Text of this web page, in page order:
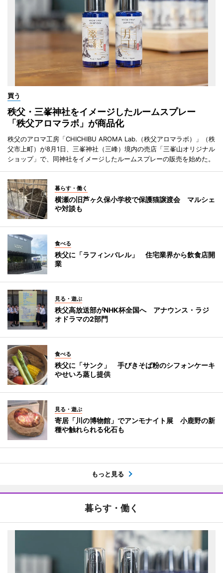
買う
秩父・三峯神社をイメージしたルームスプレー
「秩父アロマラボ」が商品化
秩父のアロマ工房「CHICHIBU AROMA Lab.（秩父アロマラボ）」（秩
父市上町）が8月1日、三峯神社（三峰）境内の売店「三峯山オリジナル
ショップ」で、同神社をイメージしたルームスプレーの販売を始めた。
暮らす・働く
横瀬の旧芦ヶ久保小学校で保護猫譲渡会 マルシェ
や対談も
食べる
秩父に「ラフィンバレル」 住宅業界から飲食店開
業
見る・遊ぶ
秩父高放送部がNHK杯全国へ アナウンス・ラジ
オドラマの2部門
食べる
秩父に「サンク」 手びきそば粉のシフォンケーキ
やせいろ蒸し提供
見る・遊ぶ
寄居「川の博物館」でアンモナイト展 小鹿野の新
種や触れられる化石も
もっと見る
暮らす・働く